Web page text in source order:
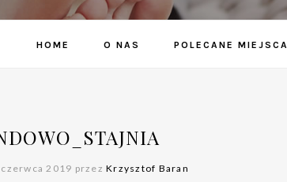
HOME O NAS POLECANE MIEJSCA
2019 przez Krzysztof Baran